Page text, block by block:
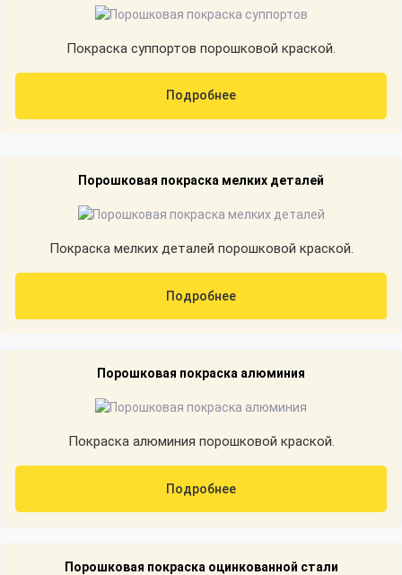
Покраска суппортов порошковой краской.
Подробнее
Порошковая покраска мелких деталей
Покраска мелких деталей порошковой краской.
Подробнее
Порошковая покраска алюминия
Покраска алюминия порошковой краской.
Подробнее
Порошковая покраска оцинкованной стали